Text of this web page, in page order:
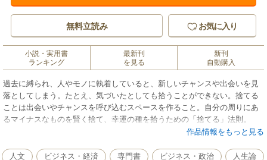
無料立読み お気に入り
小説・実用書
ランキング
最新刊
を見る
新刊
自動購入
過去に縛られ、人やモノに執着していると、新しいチャンスや出会いを見
落としてしまう。たとえ、気づいたとしても拾うことができない。捨てる
ことは出会いやチャンスを呼び込むスペースを作ること。自分の周りにあ
るマイナスなものを賢く捨て、幸運の種を拾うための「捨てる」法則。
作品情報をもっと見る
人文 ビジネス・経済 専門書 ビジネス・政治 人生論